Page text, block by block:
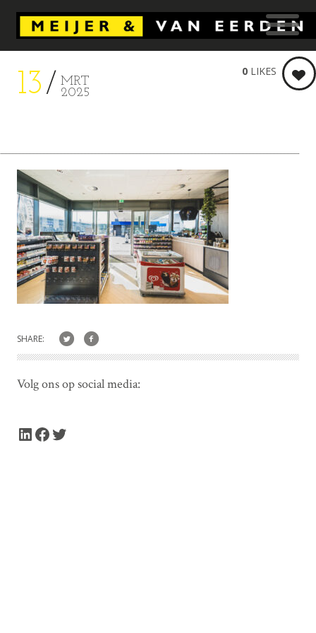
13
MRT
2025
0 LIKES
SHARE:
Volg ons op social media:
LinkedIn Facebook